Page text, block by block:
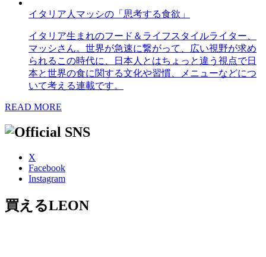
イタリア人マッシの「思考する食欲」
イタリア生まれのフード＆ライフスタイルライター、
マッシさん。世界が急速に繋がって、広い視野が求め
られるこの時代に、日本人とはちょっと違う視点で日
本と世界の食に関する文化や習慣、メニューなどにつ
いて考える連載です。
READ MORE
X
Facebook
Instagram
買えるLEON